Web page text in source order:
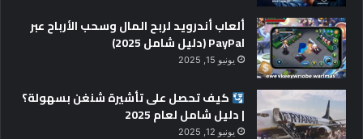
ألعاب أندرويد لربح المال وسحب الأرباح عبر
PayPal (دليل شامل 2025)
يونيو 15, 2025
كيف تحصل على تأشيرة شنغن بسهولة؟
| دليل شامل لعام 2025
يونيو 12, 2025